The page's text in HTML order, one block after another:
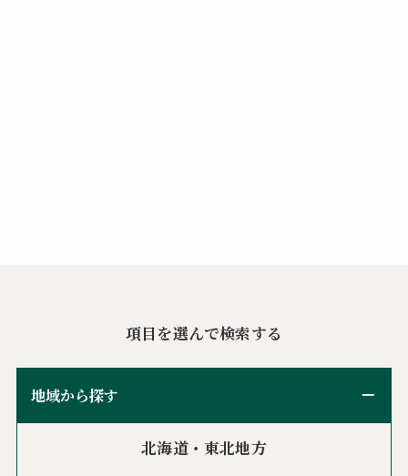
項目を選んで検索する
地域から探す
北海道・東北地方